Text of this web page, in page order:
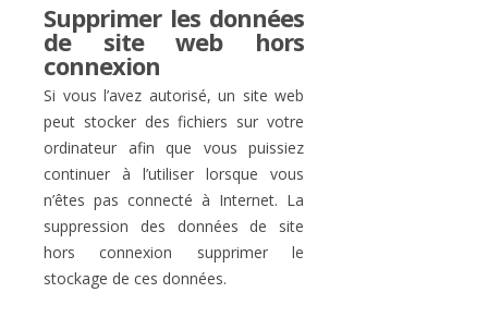
Supprimer les données
de site web hors
connexion
Si vous l’avez autorisé, un site web
peut stocker des fichiers sur votre
ordinateur afin que vous puissiez
continuer à l’utiliser lorsque vous
n’êtes pas connecté à Internet. La
suppression des données de site
hors connexion supprimer le
stockage de ces données.